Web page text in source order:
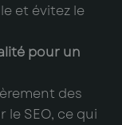
et évitez le
pour un
des
SEO, ce qui